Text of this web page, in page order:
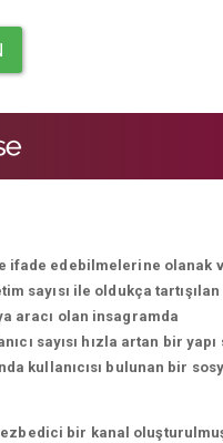
edebilmelerine olanak
ile oldukça
aracı olan insagramda
sayısı hızla artan bir
kullanıcısı bulunan bir
bir kanal